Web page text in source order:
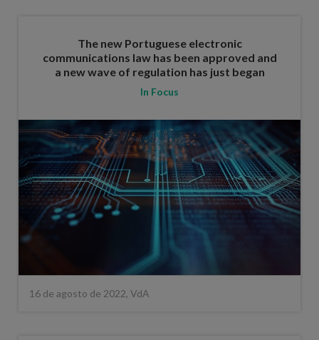
The new Portuguese electronic
communications law has been approved and
a new wave of regulation has just began
In Focus
16 de agosto de 2022, VdA